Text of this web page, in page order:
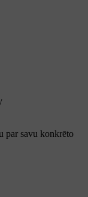
/
par savu konkrēto